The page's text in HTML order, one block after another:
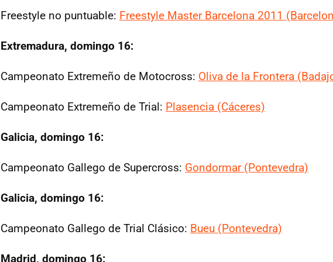
Freestyle no puntuable: Freestyle Master Barcelona 2011
Extremadura, domingo 16:
Campeonato Extremeño de Motocross: Oliva de la Frontera
Campeonato Extremeño de Trial: Plasencia (Cáceres)
Galicia, domingo 16:
Campeonato Gallego de Supercross: Gondormar (Pontevedra)
Galicia, domingo 16:
Campeonato Gallego de Trial Clásico: Bueu (Pontevedra)
Madrid, domingo 16: